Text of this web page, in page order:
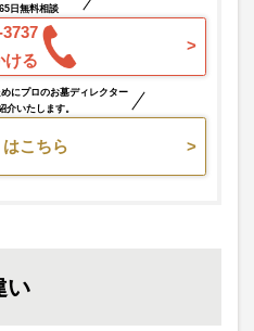
日無料相談
ける
にプロのお墓ディレクター
介いたします。
こちら
い